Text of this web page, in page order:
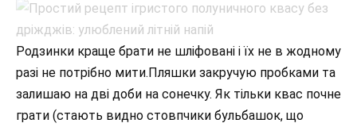
Родзинки краще брати не шліфовані і їх не в жодному
разі не потрібно мити.Пляшки закручую пробками та
залишаю на дві доби на сонечку. Як тільки квас почне
грати (стають видно стовпчики бульбашок, що